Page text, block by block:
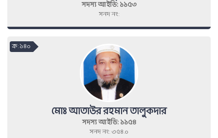
সদস্য আইডি: ১১৫৩
সনদ নং:
মোঃ আতাউর রহমান তালুকদার
সদস্য আইডি: ১১৫৪
সনদ নং: ৩৫৪.০
ক্র : ১৪০